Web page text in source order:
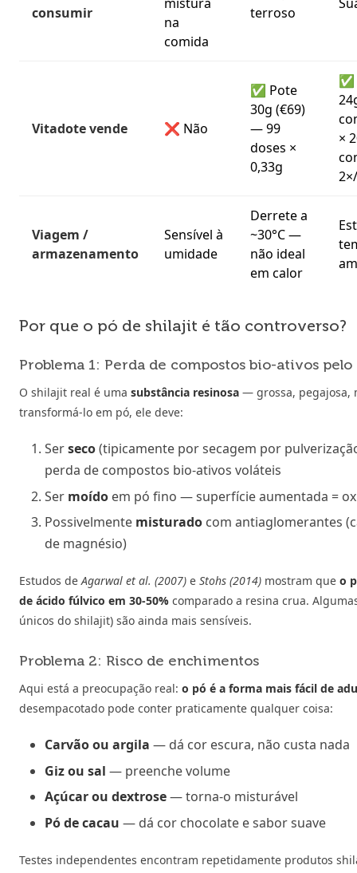
consumir
na
comida
terroso
Vitadote vende ❌ Não
✅ Pote
30g (€69)
— 99
doses ×
0,33g
✅
×
Viagem /
armazenamento
Sensível à
umidade
Derrete a
~30°C —
não ideal
em calor
Por que o pó de shilajit é tão controverso?
Problema 1: Perda de compostos bio-ativos
O shilajit real é uma substância resinosa — grossa, pegajosa,
transformá-lo em pó, ele deve:
Serseco(tipicamente por secagem por
perda de compostos bio-ativos voláteis
Ser moído em pó fino — superfície aumentada =
Possivelmente misturado com antiaglomerantes
de magnésio)
Estudos deAgarwal et al. (2007) e Stohs (2014) mostram que o
de ácido fúlvico em 30-50% comparado a resina crua.
únicos do shilajit) são ainda mais sensíveis.
Problema 2: Risco de enchimentos
Aqui está a preocupação real: o pó é a forma mais fácil de
desempacotado pode conter praticamente qualquer coisa:
Carvão ou argila — dá cor escura, não custa nada
Giz ou sal — preenche volume
Açúcar ou dextrose— torna-o misturável
Pó de cacau — dá cor chocolate e sabor suave
Testes independentes encontram repetidamente produtos